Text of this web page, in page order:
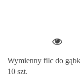
Wymienny filc do
10 szt.